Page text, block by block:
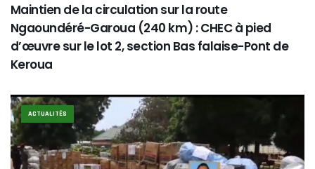
Maintien de la circulation sur la route
Ngaoundéré-Garoua (240 km) : CHEC à pied
d’œuvre sur le lot 2, section Bas falaise-Pont de
Keroua
ACTUALITÉS